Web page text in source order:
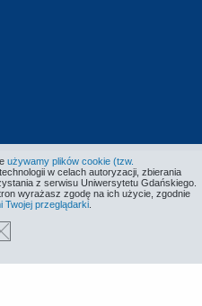
używamy plików cookie (tzw.
w celach autoryzacji, zbierania
z serwisu Uniwersytetu Gdańskiego.
wyrażasz zgodę na ich użycie, zgodnie
Twojej przeglądarki